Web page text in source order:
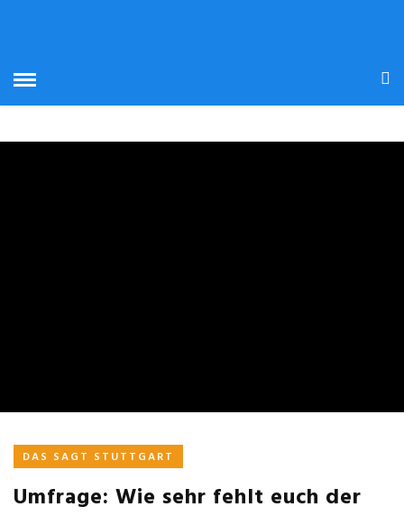
DAS SAGT STUTTGART
Umfrage: Wie sehr fehlt euch der